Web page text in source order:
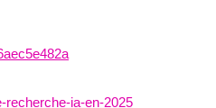
recherche-ia-en-2025